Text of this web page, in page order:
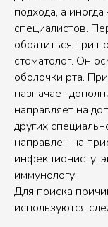
подхода, а
специалистов.
обратиться при
стоматолог. Он
оболочки рта.
назначает
направляет на
других
направлен на
инфекционисту,
иммунологу.
Для поиска
используются